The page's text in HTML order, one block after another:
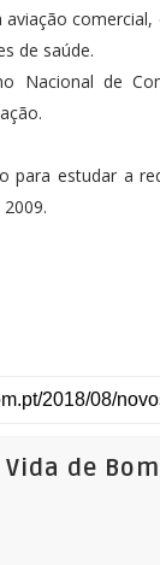
de saúde.
Nacional de
para estudar a
de